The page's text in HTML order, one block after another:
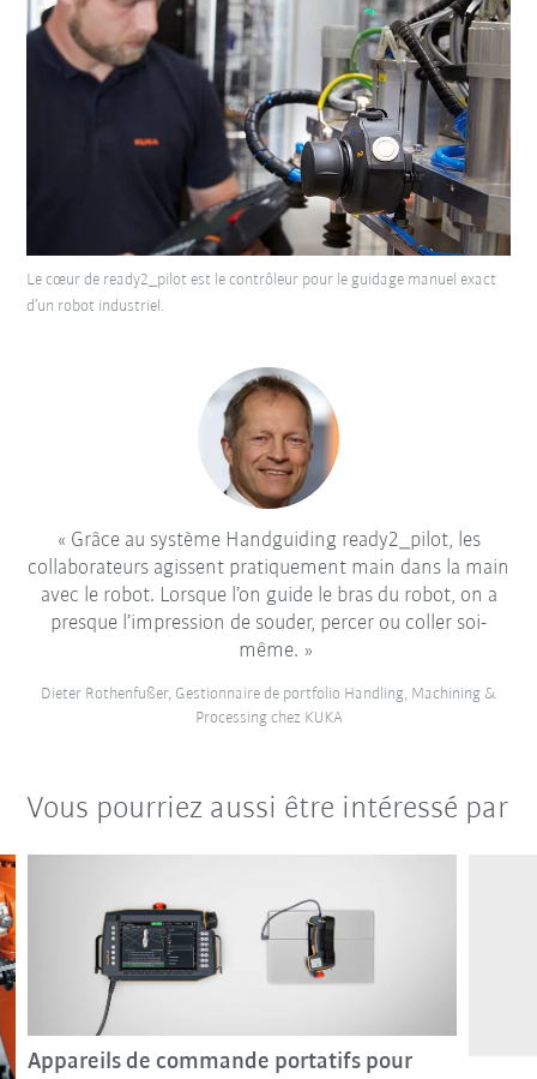
Le cœur de ready2_pilot est le contrôleur pour le guidage manuel exact
d’un robot industriel.
Grâce au système Handguiding ready2_pilot, les
collaborateurs agissent pratiquement main dans la main
avec le robot. Lorsque l’on guide le bras du robot, on a
presque l’impression de souder, percer ou coller soi-
même.
Dieter Rothenfußer, Gestionnaire de portfolio Handling, Machining &
Processing chez KUKA
Vous pourriez aussi être intéressé par
Appareils de commande portatifs pour